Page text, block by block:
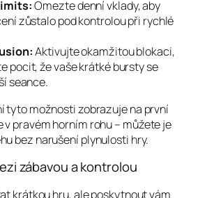
Omezte denní vklady, aby
zůstalo pod kontrolou při rychlé
Aktivujte okamžitou blokaci,
pocit, že vaše krátké bursty se
seance.
tyto možnosti zobrazuje na první
v pravém horním rohu – můžete je
bez narušení plynulosti hry.
zábavou a kontrolou
krátkou hru, ale poskytnout vám